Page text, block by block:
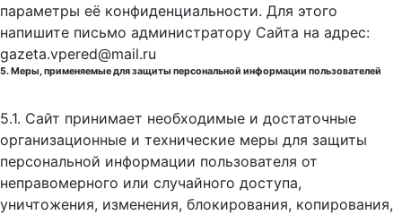
параметры её конфиденциальности. Для этого
напишите письмо администратору Сайта на адрес:
gazeta.vpered@mail.ru
5. Меры, применяемые для защиты персональной информации пользователей
5.1. Сайт принимает необходимые и достаточные
организационные и технические меры для защиты
персональной информации пользователя от
неправомерного или случайного доступа,
уничтожения, изменения, блокирования, копирования,